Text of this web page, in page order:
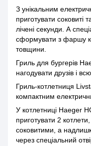
З унікальним
приготувати соковиті
лічені секунди. А
сформувати з фаршу
товщини.
Гриль для бургерів
нагодувати друзів і
Гриль-котлетниця
компактним
У котлетниці Haeger
приготувати 2
соковитими, а
через спеціальний